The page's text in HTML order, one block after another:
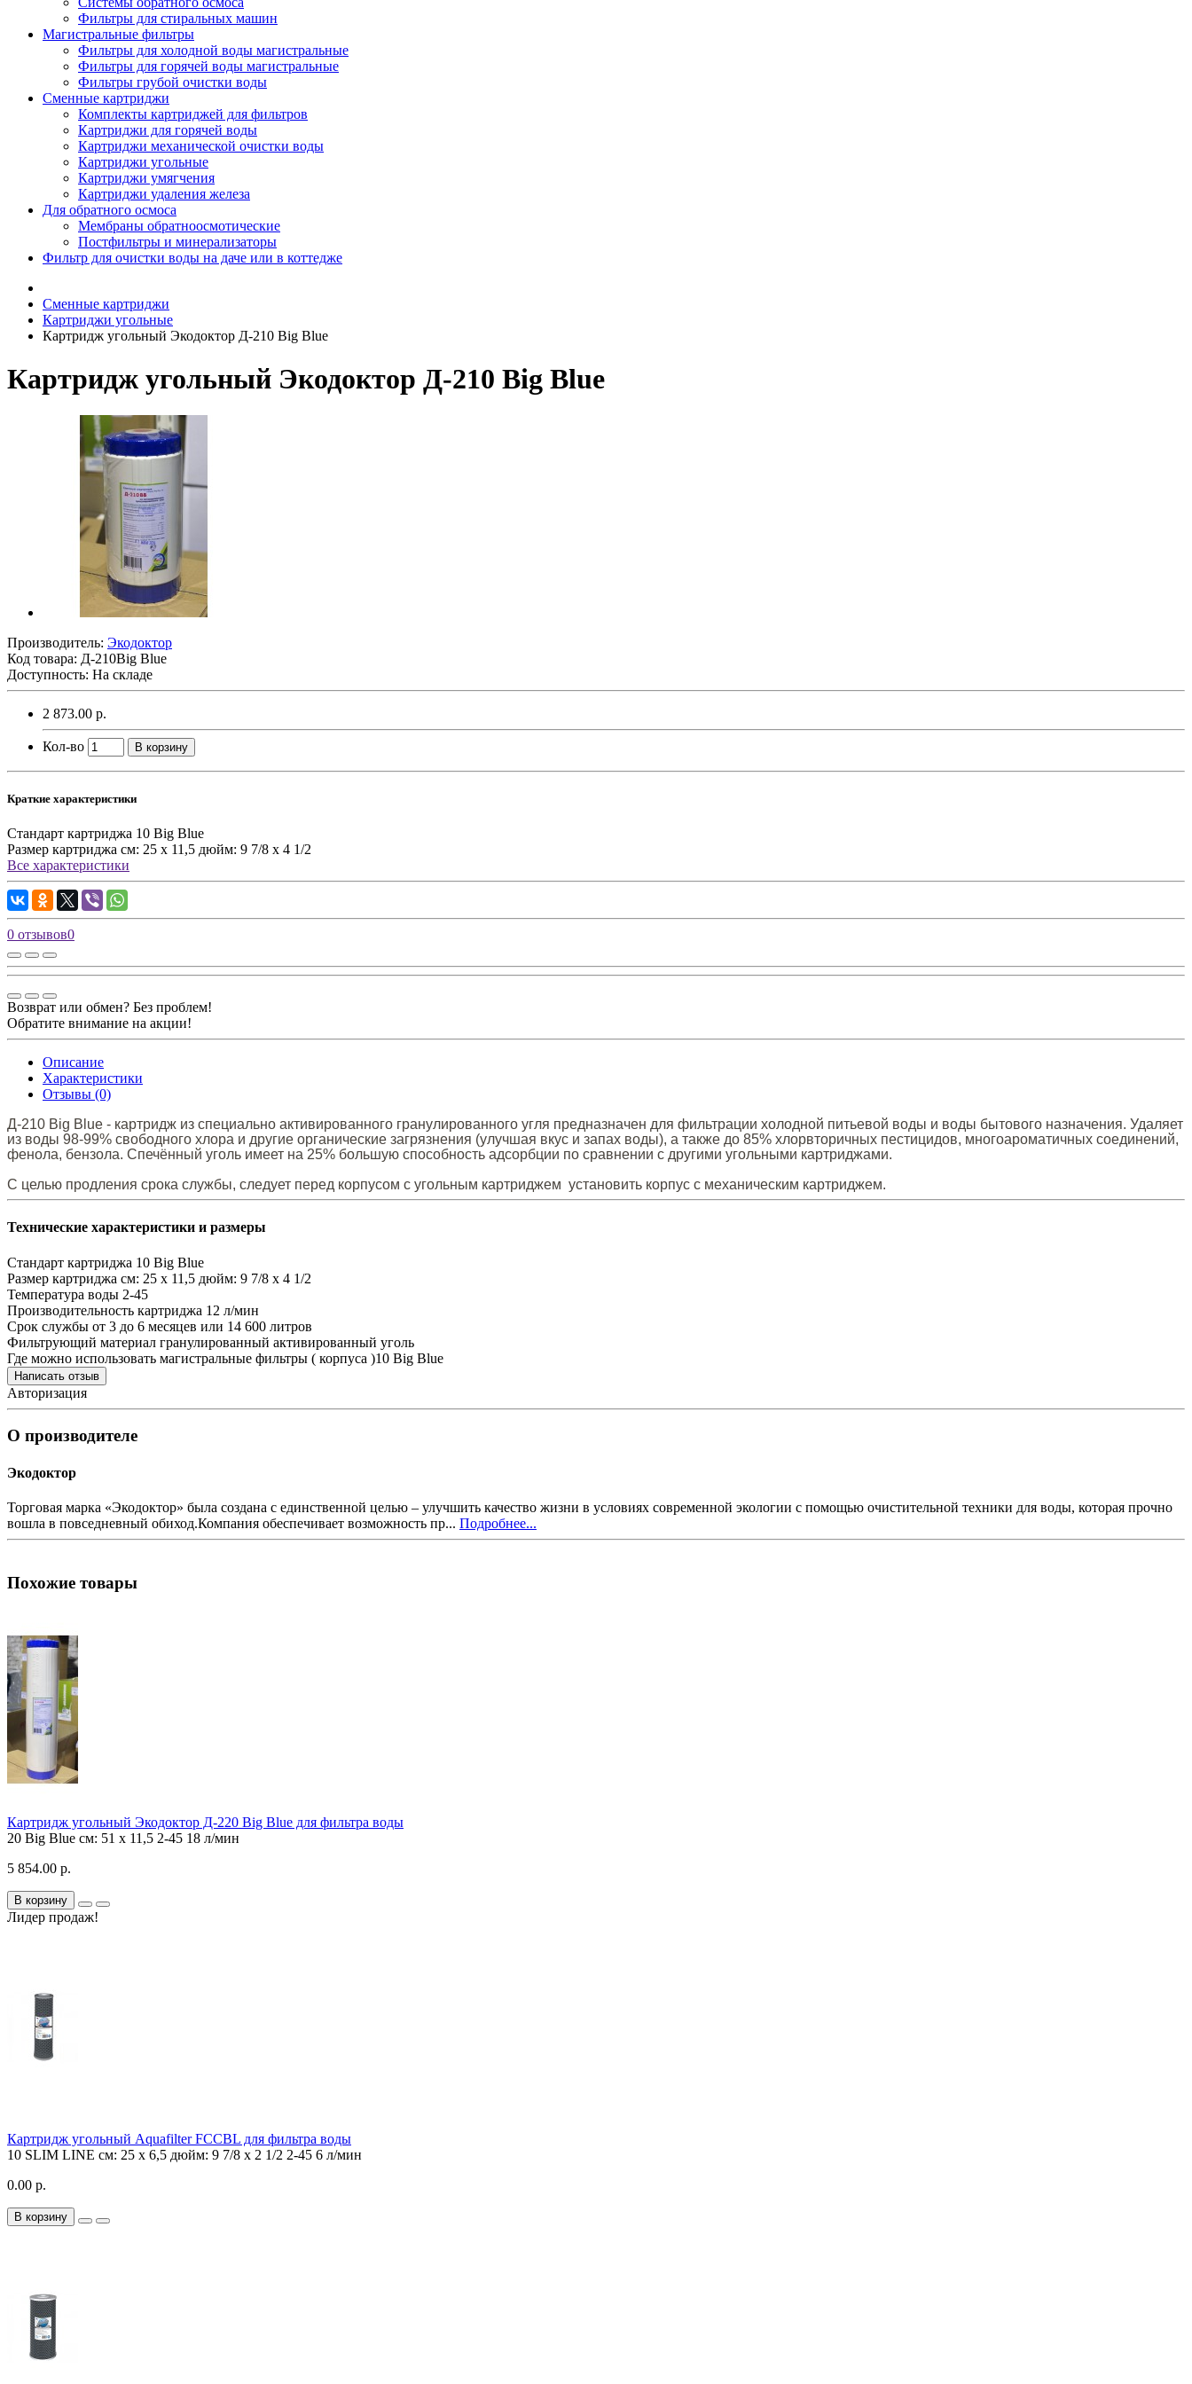
Фильтры для стиральных машин
Магистральные фильтры
Фильтры для холодной воды магистральные
Фильтры для горячей воды магистральные
Фильтры грубой очистки воды
Сменные картриджи
Комплекты картриджей для фильтров
Картриджи для горячей воды
Картриджи механической очистки воды
Картриджи угольные
Картриджи умягчения
Картриджи удаления железа
Для обратного осмоса
Мембраны обратноосмотические
Постфильтры и минерализаторы
Фильтр для очистки воды на даче или в коттедже
Сменные картриджи
Картриджи угольные
Картридж угольный Экодоктор Д-210 Big Blue
Картридж угольный Экодоктор Д-210 Big Blue
Производитель: Экодоктор
Код товара: Д-210Big Blue
Доступность: На складе
2 873.00 р.
Кол-во В корзину
Краткие характеристики
Стандарт картриджа 10 Big Blue
Размер картриджа см: 25 х 11,5 дюйм: 9 7/8 x 4 1/2
Все характеристики
0 отзывов0
Возврат или обмен? Без проблем!
Обратите внимание на акции!
Описание
Характеристики
Отзывы (0)
Д-210 Big Blue - картридж из специально активированного гранулированного угля предназначен для фильтрации холодной питьевой воды и воды бытового назначения. Удаляет
из воды 98-99% свободного хлора и другие органические загрязнения (улучшая вкус и запах воды), а также до 85% хлорвторичных пестицидов, многоароматичных соединений,
фенола, бензола. Спечённый уголь имеет на 25% большую способность адсорбции по сравнении с другими угольными картриджами.
С целью продления срока службы, следует перед корпусом с угольным картриджем установить корпус с механическим картриджем.
Технические характеристики и размеры
Стандарт картриджа 10 Big Blue
Размер картриджа см: 25 х 11,5 дюйм: 9 7/8 x 4 1/2
Температура воды 2-45
Производительность картриджа 12 л/мин
Срок службы от 3 до 6 месяцев или 14 600 литров
Фильтрующий материал гранулированный активированный уголь
Где можно использовать магистральные фильтры ( корпуса )10 Big Blue
Написать отзыв
Авторизация
О производителе
Экодоктор
Торговая марка «Экодоктор» была создана с единственной целью – улучшить качество жизни в условиях современной экологии с помощью очистительной техники для воды, которая прочно
вошла в повседневный обиход.Компания обеспечивает возможность пр... Подробнее...
Похожие товары
Картридж угольный Экодоктор Д-220 Big Blue для фильтра воды
20 Big Blue см: 51 х 11,5 2-45 18 л/мин
5 854.00 р.
В корзину
Лидер продаж!
Картридж угольный Aquafilter FCCBL для фильтра воды
10 SLIM LINE см: 25 х 6,5 дюйм: 9 7/8 x 2 1/2 2-45 6 л/мин
0.00 р.
В корзину